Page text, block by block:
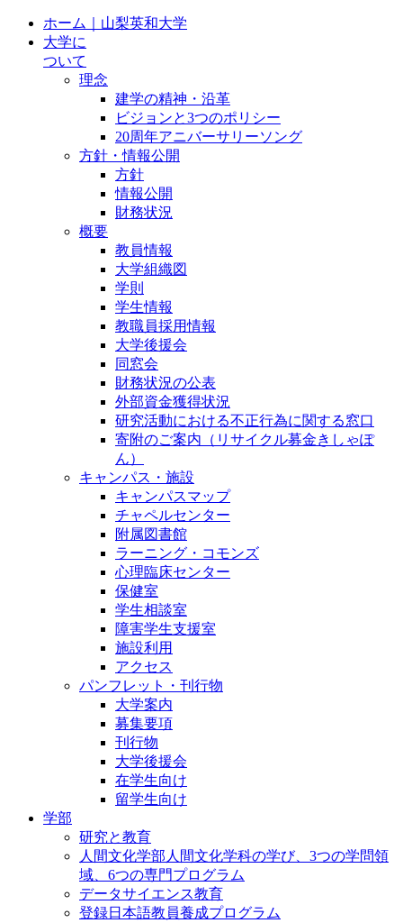
ホーム｜山梨英和大学
大学に
ついて
理念
建学の精神・沿革
ビジョンと3つのポリシー
20周年アニバーサリーソング
方針・情報公開
方針
情報公開
財務状況
概要
教員情報
大学組織図
学則
学生情報
教職員採用情報
大学後援会
同窓会
財務状況の公表
外部資金獲得状況
研究活動における不正行為に関する窓口
寄附のご案内（リサイクル募金きしゃぽ
ん）
キャンパス・施設
キャンパスマップ
チャペルセンター
附属図書館
ラーニング・コモンズ
心理臨床センター
保健室
学生相談室
障害学生支援室
施設利用
アクセス
パンフレット・刊行物
大学案内
募集要項
刊行物
大学後援会
在学生向け
留学生向け
学部
研究と教育
人間文化学部人間文化学科の学び、3つの学問領
域、6つの専門プログラム
データサイエンス教育
登録日本語教員養成プログラム